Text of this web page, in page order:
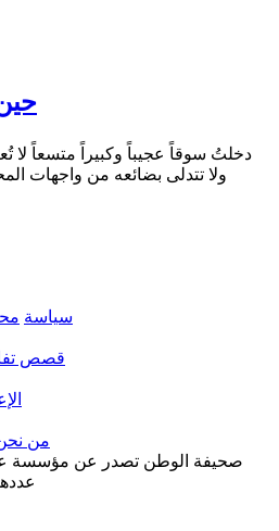
دخلتُ سوقاً عجيباً وكبيراً متسعاً لا
ولا تتدلى بضائعه من واجهات
سياسة
قصص
من
صحيفة الوطن تصدر عن مؤسسة
عددها